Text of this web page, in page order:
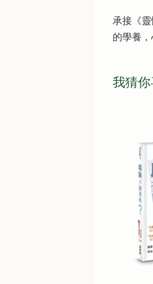
承接《
的學養
我猜